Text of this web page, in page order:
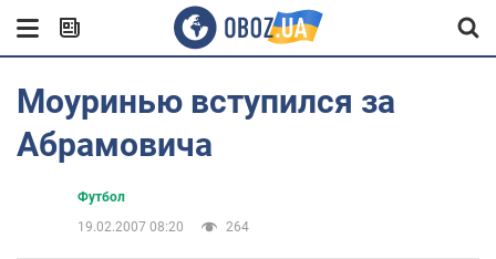
Моуринью вступился за
Абрамовича
Футбол
19.02.2007 08:20
264